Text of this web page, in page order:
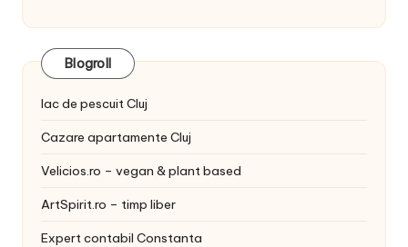
Blogroll
lac de pescuit Cluj
Cazare apartamente Cluj
Velicios.ro – vegan & plant based
ArtSpirit.ro – timp liber
Expert contabil Constanta